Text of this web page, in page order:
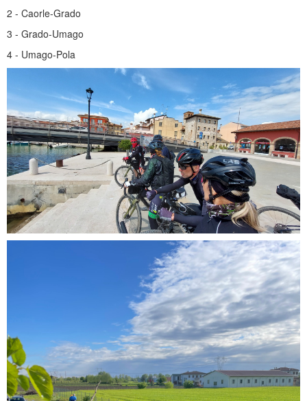
2 - Caorle-Grado
3 - Grado-Umago
4 - Umago-Pola